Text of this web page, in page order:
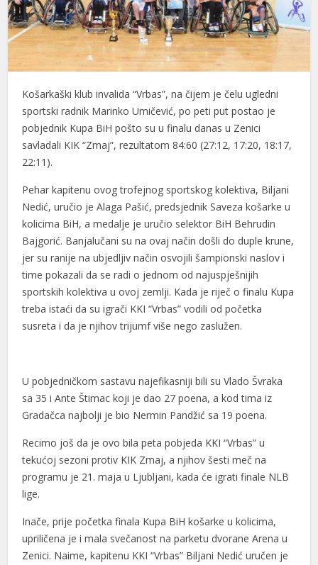
Košarkaški klub invalida “Vrbas”, na čijem je čelu ugledni
sportski radnik Marinko Umičević, po peti put postao je
pobjednik Kupa BiH pošto su u finalu danas u Zenici
savladali KIK “Zmaj”, rezultatom 84:60 (27:12, 17:20, 18:17,
22:11).
Pehar kapitenu ovog trofejnog sportskog kolektiva, Biljani
Nedić, uručio je Alaga Pašić, predsjednik Saveza košarke u
kolicima BiH, a medalje je uručio selektor BiH Behrudin
Bajgorić. Banjalučani su na ovaj način došli do duple krune,
jer su ranije na ubjedljiv način osvojili šampionski naslov i
time pokazali da se radi o jednom od najuspješnijih
sportskih kolektiva u ovoj zemlji. Kada je riječ o finalu Kupa
treba istaći da su igrači KKI “Vrbas” vodili od početka
susreta i da je njihov trijumf više nego zaslužen.
U pobjedničkom sastavu najefikasniji bili su Vlado Švraka
sa 35 i Ante Štimac koji je dao 27 poena, a kod tima iz
Gradačca najbolji je bio Nermin Pandžić sa 19 poena.
Recimo još da je ovo bila peta pobjeda KKI “Vrbas” u
tekućoj sezoni protiv KIK Zmaj, a njihov šesti meč na
programu je 21. maja u Ljubljani, kada će igrati finale NLB
lige.
Inače, prije početka finala Kupa BiH košarke u kolicima,
upriličena je i mala svečanost na parketu dvorane Arena u
Zenici. Naime, kapitenu KKI “Vrbas” Biljani Nedić uručen je